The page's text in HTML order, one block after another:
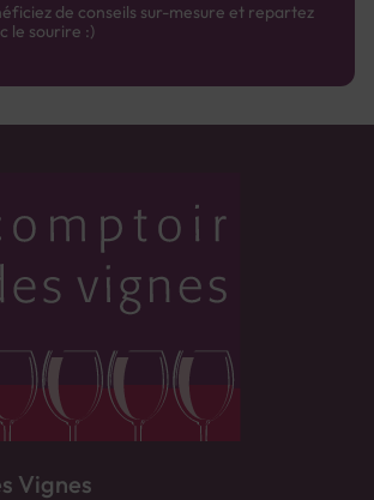
de conseils sur-mesure et repartez
le sourire :)
Vignes